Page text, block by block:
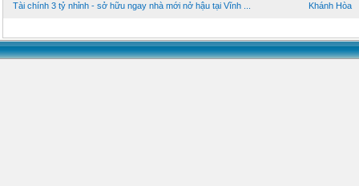
Tài chính 3 tỷ nhỉnh - sở hữu ngay nhà mới nở hậu tại Vĩnh ... Khánh Hòa